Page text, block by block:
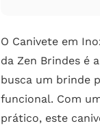
O Canivete em
da Zen Brindes é
busca um brinde
funcional. Com
prático, este